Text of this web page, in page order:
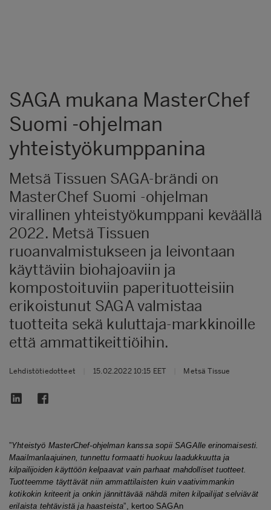
SAGA mukana MasterChef
Suomi -ohjelman
yhteistyökumppanina
Metsä Tissuen SAGA-brändi on
MasterChef Suomi -ohjelman
virallinen yhteistyökumppani keväällä
2022. Metsä Tissuen
ruoanvalmistukseen ja leivontaan
käyttäviin biohajoaviin ja
kompostoituviin paperituotteisiin
erikoistunut SAGA valmistaa
tuotteita sekä kuluttaja-markkinoille
että ammattikeittiöihin.
Lehdistötiedotteet 15.02.2022 10:15 EET Metsä Tissue
”Yhteistyö MasterChef-ohjelman kanssa sopii SAGAlle erinomaisesti.
Maailmanlaajuinen, tunnettu formaatti huokuu laadukkuutta ja
kilpailijoiden käyttöön kelpaavat vain parhaat mahdolliset tuotteet.
Tuotteemme täyttävät niin ammattilaisten kuin vaativimmankin
kotikokin kriteerit ja onkin jännittävää nähdä miten kilpailijat selviävät
erilaista tehtävistä ja haasteista”, kertoo SAGAn